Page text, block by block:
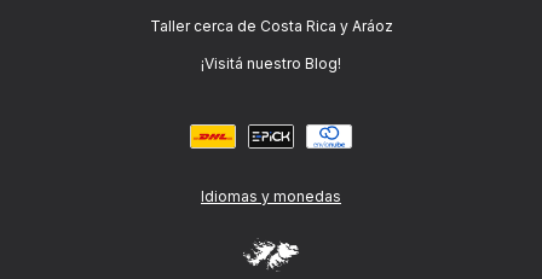
Taller cerca de Costa Rica y Aráoz
¡Visitá nuestro Blog!
Idiomas y monedas